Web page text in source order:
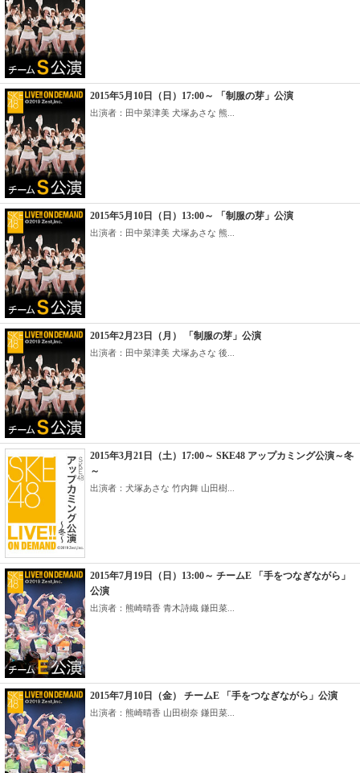
2015年5月10日（日）17:00～ 「制服の芽」公演
出演者：田中菜津美 犬塚あさな 熊...
2015年5月10日（日）13:00～ 「制服の芽」公演
出演者：田中菜津美 犬塚あさな 熊...
2015年2月23日（月） 「制服の芽」公演
出演者：田中菜津美 犬塚あさな 後...
2015年3月21日（土）17:00～ SKE48 アップカミング公演～冬
～
出演者：犬塚あさな 竹内舞 山田樹...
2015年7月19日（日）13:00～ チームE 「手をつなぎながら」
公演
出演者：熊崎晴香 青木詩織 鎌田菜...
2015年7月10日（金） チームE 「手をつなぎながら」公演
出演者：熊崎晴香 山田樹奈 鎌田菜...